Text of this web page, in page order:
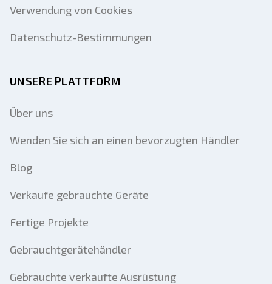
Verwendung von Cookies
Datenschutz-Bestimmungen
UNSERE PLATTFORM
Über uns
Wenden Sie sich an einen bevorzugten Händler
Blog
Verkaufe gebrauchte Geräte
Fertige Projekte
Gebrauchtgerätehändler
Gebrauchte verkaufte Ausrüstung